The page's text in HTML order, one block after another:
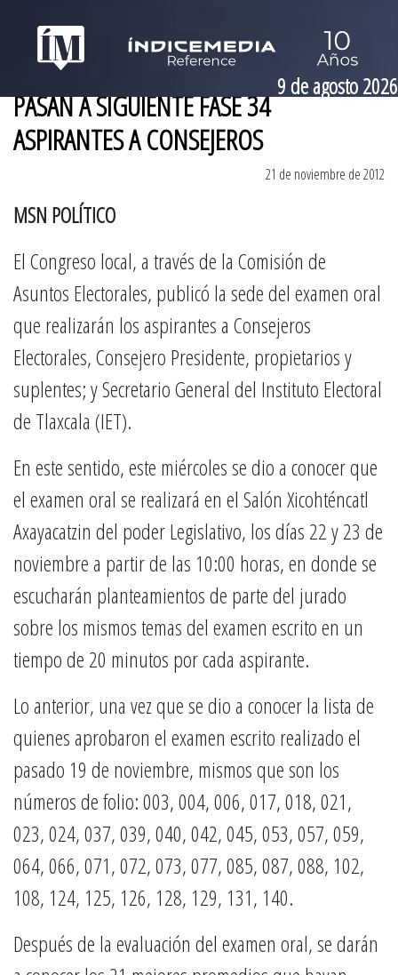
9 de agosto 2026
PASAN A SIGUIENTE FASE 34
ASPIRANTES A CONSEJEROS
21 de noviembre de 2012
MSN POLÍTICO
El Congreso local, a través de la Comisión de
Asuntos Electorales, publicó la sede del examen oral
que realizarán los aspirantes a Consejeros
Electorales, Consejero Presidente, propietarios y
suplentes; y Secretario General del Instituto Electoral
de Tlaxcala (IET).
En este sentido, este miércoles se dio a conocer que
el examen oral se realizará en el Salón Xicohténcatl
Axayacatzin del poder Legislativo, los días 22 y 23 de
noviembre a partir de las 10:00 horas, en donde se
escucharán planteamientos de parte del jurado
sobre los mismos temas del examen escrito en un
tiempo de 20 minutos por cada aspirante.
Lo anterior, una vez que se dio a conocer la lista de
quienes aprobaron el examen escrito realizado el
pasado 19 de noviembre, mismos que son los
números de folio: 003, 004, 006, 017, 018, 021,
023, 024, 037, 039, 040, 042, 045, 053, 057, 059,
064, 066, 071, 072, 073, 077, 085, 087, 088, 102,
108, 124, 125, 126, 128, 129, 131, 140.
Después de la evaluación del examen oral, se darán